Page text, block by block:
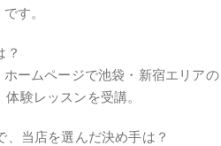
す。
？
ームページで池袋・新宿エリアの
験レッスンを受講。
当店を選んだ決め手は？